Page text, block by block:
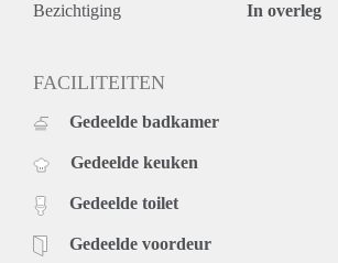
Bezichtiging In overleg
FACILITEITEN
Gedeelde badkamer
Gedeelde keuken
Gedeelde toilet
Gedeelde voordeur